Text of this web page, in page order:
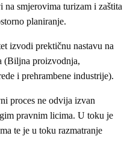
na smjerovima turizam i zaštita
planiranje.
izvodi prektičnu nastavu na
(Biljna proizvodnja,
i prehrambene industrije).
proces ne odvija izvan
pravnim licima. U toku je
te je u toku razmatranje